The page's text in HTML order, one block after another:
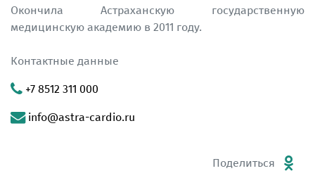
Окончила Астраханскую государственную
медицинскую академию в 2011 году.
Контактные данные
+7 8512 311 000
info@astra-cardio.ru
Поделиться